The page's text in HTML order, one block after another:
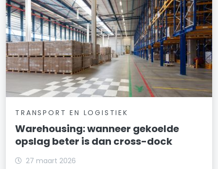
TRANSPORT EN LOGISTIEK
Warehousing: wanneer gekoelde
opslag beter is dan cross-dock
27 maart 2026